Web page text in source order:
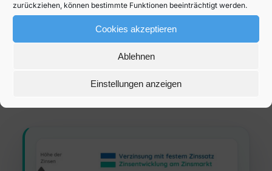
zurückziehen, können bestimmte Funktionen beeinträchtigt werden.
Cookies akzeptieren
Ablehnen
Einstellungen anzeigen
Die Zinspolitik der Zentralbanken, wie
beeinflusst die allgemeinen Zinssätze im Land.
auch die Sparzinsenund umgekehrt.